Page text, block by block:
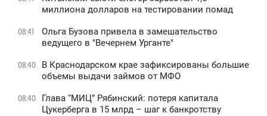
миллиона долларов на тестировании помад
08:41
Ольга Бузова привела в замешательство
ведущего в "Вечернем Урганте"
08:40
В Краснодарском крае зафиксированы большие
объемы выдачи займов от МФО
08:40
Глава “МИЦ” Рябинский: потеря капитала
Цукерберга в 15 млрд – шаг к банкротству